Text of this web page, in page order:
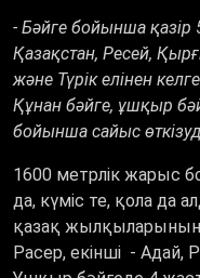
- Бәйге бойынша
Қазақстан, Ресей,
және Түрік елінен
Құнан бәйге, ұшқыр
бойынша сайыс
1600 метрлік жарыс
да, күміс те, қола да
қазақ жылқыларының
Расер, екінші - Адай,